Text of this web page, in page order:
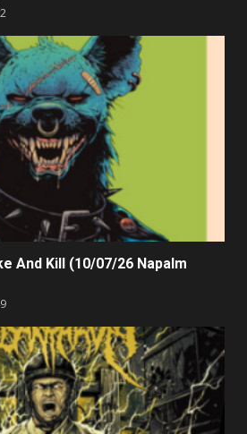
And Kill (10/07/26 Napalm